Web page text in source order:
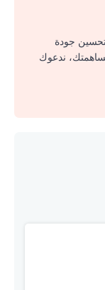
تحسين جودة
مساهمتك، ندعوك